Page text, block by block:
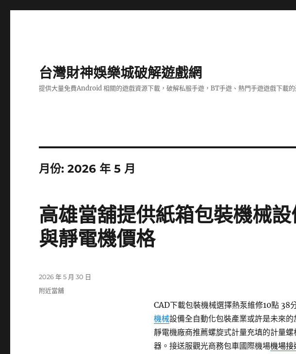
台灣財神娛樂城破解遊戲網
提供大量免費Android 相關的遊戲資源下載，破解私服手遊，BT手遊、熱門手遊遊戲下載
月份:2026 年 5 月
高雄當舖提供紙箱包裝機械
與靜電機價格
CAD下載包裝機械選擇熱泵維修10點 38
機械設備全自動化包裝產業或許是未來
靜電機廠商推薦螺旋式計量充填的計量螺
器。接送服觀光商務包車國際機場機場接
發
佈
2026 年 5 月 30 日
分
附近當舖